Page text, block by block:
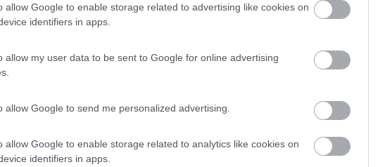
allow Google to enable storage related to advertising like cookies on
identifiers in apps.
allow my user data to be sent to Google for online advertising
allow Google to send me personalized advertising.
allow Google to enable storage related to analytics like cookies on
identifiers in apps.
Finlandia in camper: il
07:38:00